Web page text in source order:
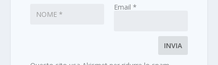
Email *